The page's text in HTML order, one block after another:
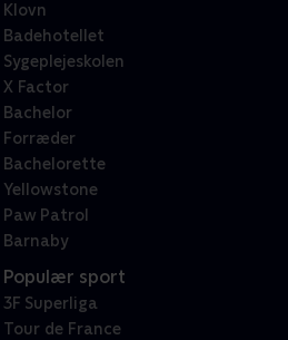
Klovn
Badehotellet
Sygeplejeskolen
X Factor
Bachelor
Forræder
Bachelorette
Yellowstone
Paw Patrol
Barnaby
Populær sport
3F Superliga
Tour de France